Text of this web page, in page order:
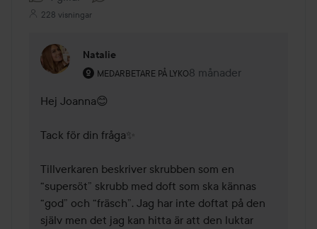
228 visningar
Natalie
MEDARBETARE PÅ LYKO
Användarens roll: Medarbetare på Lyko.
8 månader
Kommentaren lades 8
Hej Joanna😊
Tack för din fråga✨
Tillverkaren beskriver skrubben som en
“supersöt” skrubb med doft som ska kännas
“god” och “fräsch”. Jag har inte doftat på den
själv men det jag kan hitta är att den luktar